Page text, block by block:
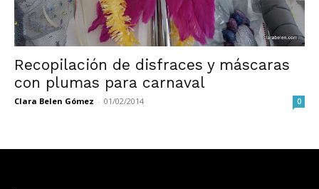
Recopilación de disfraces y máscaras
con plumas para carnaval
Clara Belen Gómez - 01/02/2014 0